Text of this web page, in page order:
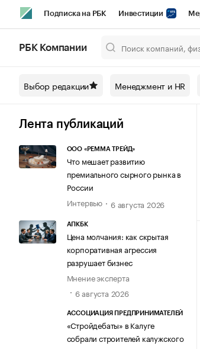
Подписка на РБК Инвестиции
Спецпроекты СПб Конференции СПб
Технологии и медиа
РБК Компании
Выбор редакции Менеджмент и HR
Лента публикаций
ООО «РЕММА ТРЕЙД»
Что мешает развитию
премиального сырного рынка в
России
Интервью
6 августа 2026
АПКБК
Цена молчания: как скрытая
корпоративная агрессия
разрушает бизнес
Мнение эксперта
6 августа 2026
АССОЦИАЦИЯ ПРЕДПРИНИМАТЕЛЕЙ
«Стройдебаты» в Калуге
собрали строителей калужского